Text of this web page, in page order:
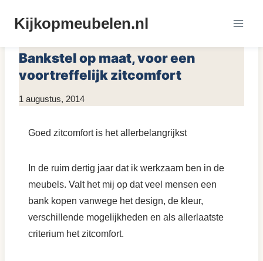
naarKijkopmeubelen.nl
Bankstel op maat, voor een
voortreffelijk zitcomfort
Door
1 augustus, 2014
Goed zitcomfort is het allerbelangrijkst
In de ruim dertig jaar dat ik werkzaam ben in de
meubels. Valt het mij op dat veel mensen een
bank kopen vanwege het design, de kleur,
verschillende mogelijkheden en als allerlaatste
criterium het zitcomfort.